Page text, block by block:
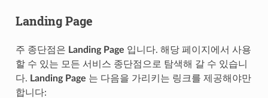
Landing Page
주 종단점은 Landing Page 입니다. 해당 페이지에서 사용
할 수 있는 모든 서비스 종단점으로 탐색해 갈 수 있습니
다. Landing Page 는 다음을 가리키는 링크를 제공해야만
합니다: